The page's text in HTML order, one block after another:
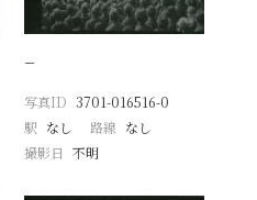
−
写真ID 3701-016516-0
駅 なし 路線 なし
撮影日 不明